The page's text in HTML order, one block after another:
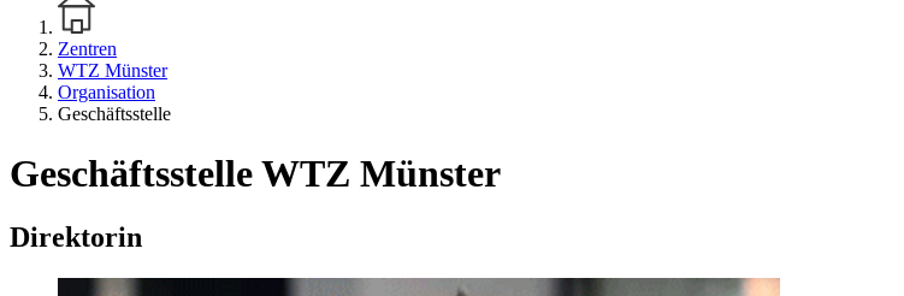
Zentren
WTZ Münster
Organisation
Geschäftsstelle
Geschäftsstelle WTZ Münster
Direktorin